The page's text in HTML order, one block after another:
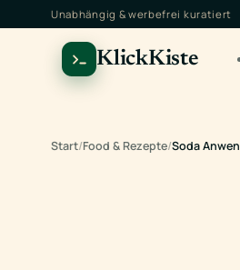
Unabhängig & werbefrei kuratiert
KlickKiste
Start/Food & Rezepte/Soda